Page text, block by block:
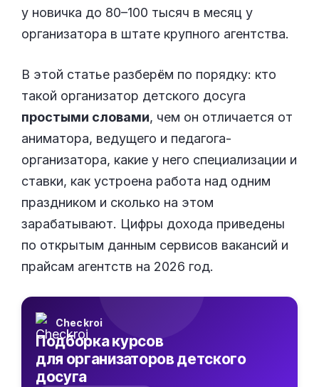
у новичка до 80–100 тысяч в месяц у
организатора в штате крупного агентства.
В этой статье разберём по порядку: кто
такой организатор детского досуга
простыми словами, чем он отличается от
аниматора, ведущего и педагога-
организатора, какие у него специализации и
ставки, как устроена работа над одним
праздником и сколько на этом
зарабатывают. Цифры дохода приведены
по открытым данным сервисов вакансий и
прайсам агентств на 2026 год.
Checkroi
Подборка курсов
для организаторов детского
досуга